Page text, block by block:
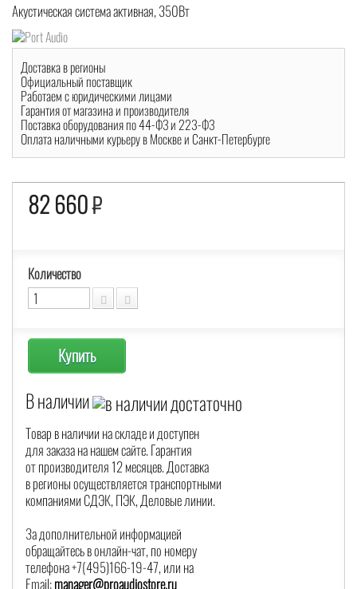
Акустическая система активная, 350Вт
Доставка в регионы
Официальный поставщик
Работаем с юридическими лицами
Гарантия от магазина и производителя
Поставка оборудования по 44-ФЗ и 223-ФЗ
Оплата наличными курьеру в Москве и Санкт-Петербурге
82 660₽
Количество
Купить
В наличии
Товар в наличии на складе и доступен
для заказа на нашем сайте. Гарантия
от производителя 12 месяцев. Доставка
в регионы осуществляется транспортными
компаниями СДЭК, ПЭК, Деловые линии.
За дополнительной информацией
обращайтесь в онлайн-чат, по номеру
телефона +7(495)166-19-47, или на
Email:manager@proaudiostore.ru